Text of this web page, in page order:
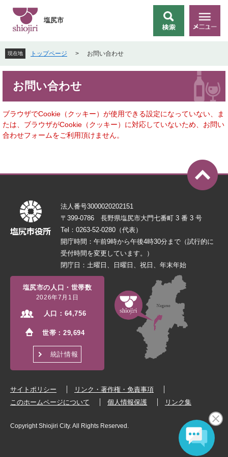
先
頭
で
を
飛
ば
本
文
へ
索
メ
ニ
塩尻市
現在地 トップページ > お問い合わせ
お問い合わせ
ブラウザでCookie（クッキー）が使用できる設定になっていない、ま
たは、ブラウザがCookie（クッキー）に対応していないため、お問い
合わせフォームをご利用頂けません。
法人番号3000020202151
〒399-0786 長野県塩尻市大門七番町 3 番 3 号
Tel：0263-52-0280（代表）
開庁時間：午前9時から午後4時30分まで（試行的に
受付時間を変更しています。）
閉庁日：土曜日、日曜日、祝日、年末年始
塩尻市の人口・世帯数
2026年7月1日
人口： 64,756
世帯：29,694
統計情報
サイトポリシー
リンク・著作権・免責事項
このホームページについて
個人情報保護 リンク集
Copyright Shiojiri City. All Rights Reserved.